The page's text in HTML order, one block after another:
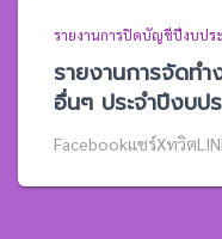
รายงานการปิดบัญชีปีงบปร
รายงานการจัดทำ
อื่นๆ ประจำปีงบ
Facebookแชร์Xทวิต